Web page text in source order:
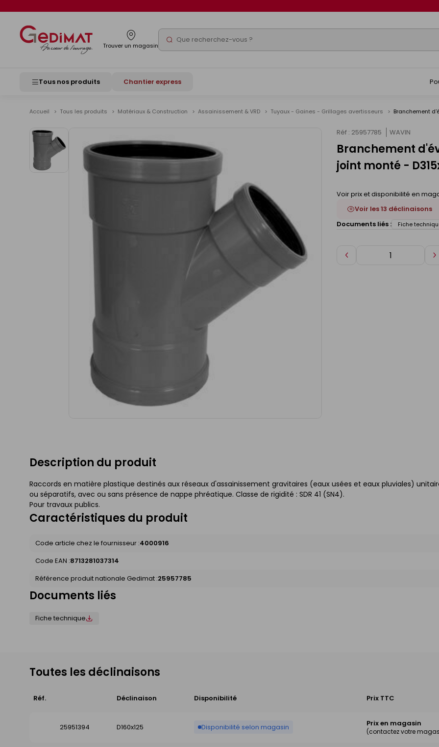
Trouver un magasin Rechercher
Tous nos produits Chantier express
Accueil Tous les produits Matériaux & Construction Assainissement & VRD Tuyaux - Gaines - Grillages avertisseurs Branchement
images
Réf : 25957785 WAVIN
Branchement
joint monté -
Voir prix et disponibilité en
Voir les 13 déclinaisons
Documents liés :
Fiche
Diminuer
Description du produit
Raccords en matière plastique destinés aux réseaux d'assainissement gravitaires (eaux usées et eaux pluviales)
ou séparatifs, avec ou sans présence de nappe phréatique. Classe de rigidité : SDR 41 (SN4).
Pour travaux publics.
Caractéristiques du produit
Code article chez le fournisseur :4000916
Code EAN :8713281037314
Référence produit nationale Gedimat :25957785
Documents liés
Fiche technique
Toutes les déclinaisons
Réf. Déclinaison Disponibilité Prix TTC
25951394 D160x125 Disponibilité selon magasin Prix en magasin
(contactez votre